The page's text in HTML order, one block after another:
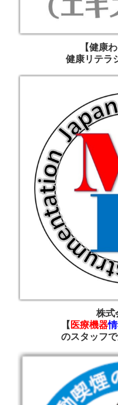
【健康
健康リテラ
株式
【 医療機器
のスタッフ